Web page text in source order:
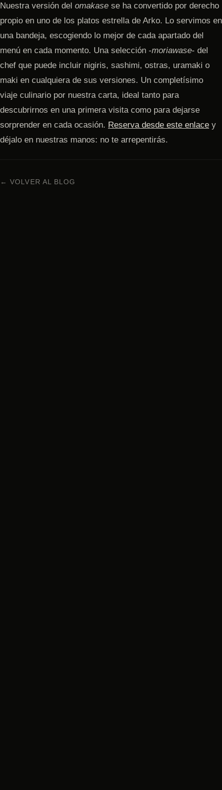
Nuestra versión del omakase se ha convertido por derecho
propio en uno de los platos estrella de Arko. Lo servimos en
una bandeja, escogiendo lo mejor de cada apartado del
menú en cada momento. Una selección -moriawase- del
chef que puede incluir nigiris, sashimi, ostras, uramaki o
maki en cualquiera de sus versiones. Un completísimo
viaje culinario por nuestra carta, ideal tanto para
descubrirnos en una primera visita como para dejarse
sorprender en cada ocasión. Reserva desde este enlace y
déjalo en nuestras manos: no te arrepentirás.
← VOLVER AL BLOG